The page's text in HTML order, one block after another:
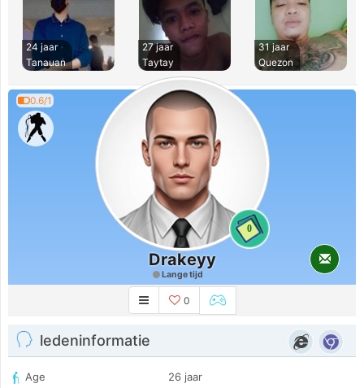
24 jaar
Tanauan
27 jaar
Taytay
31 jaar
Quezon
0.6/1
0
Drakeyy
Lange tijd
0
ledeninformatie
Age
26 jaar